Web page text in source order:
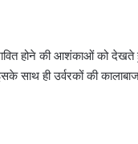
होने की आशंकाओं को
साथ ही उर्वरकों की